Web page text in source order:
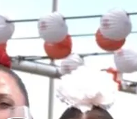
o cuatro días me
y la